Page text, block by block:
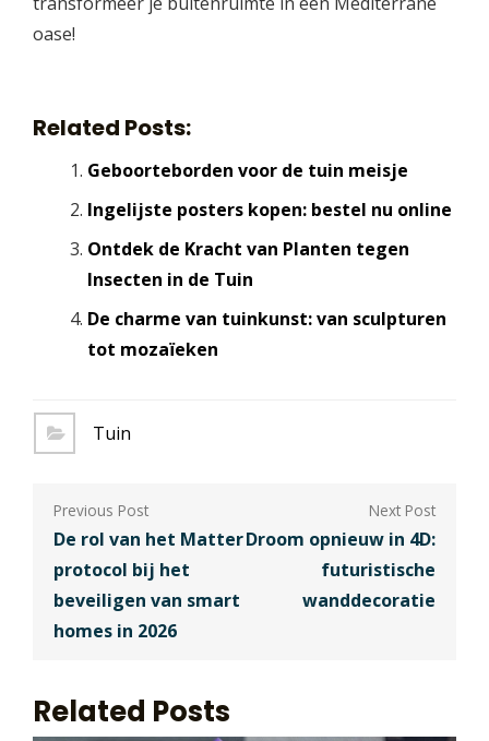
oase!
Related Posts:
Geboorteborden voor de tuin meisje
Ingelijste posters kopen: bestel nu online
Ontdek de Kracht van Planten tegen
Insecten in de Tuin
De charme van tuinkunst: van sculpturen
tot mozaïeken
Tuin
Berichtnavigatie
De rol van het Matter
protocol bij het
beveiligen van smart
homes in 2026
Droom opnieuw in 4D:
futuristische
wanddecoratie
Related Posts